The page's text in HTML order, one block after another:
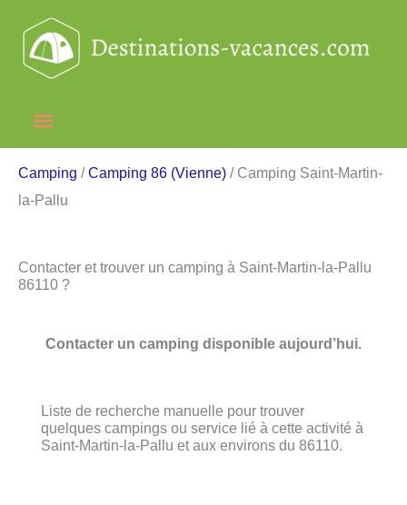
contenu
Menu
principal
Camping /Camping 86 (Vienne) / Camping Saint-Martin-
la-Pallu
Contacter et trouver un camping à Saint-Martin-la-Pallu
86110 ?
Contacter un camping disponible aujourd’hui.
Liste de recherche manuelle pour trouver
quelques campings ou service lié à cette activité à
Saint-Martin-la-Pallu et aux environs du 86110.